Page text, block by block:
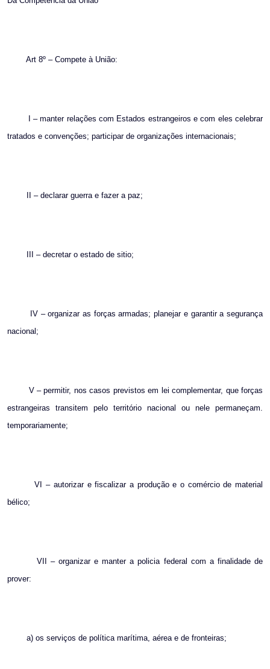
Art 8º – Compete à União:
I – manter relações com Estados estrangeiros e com eles celebrar
tratados e convenções; participar de organizações internacionais;
II – declarar guerra e fazer a paz;
III – decretar o estado de sitio;
IV – organizar as forças armadas; planejar e garantir a segurança
nacional;
V – permitir, nos casos previstos em lei complementar, que forças
estrangeiras transitem pelo território nacional ou nele permaneçam.
temporariamente;
VI – autorizar e fiscalizar a produção e o comércio de material
bélico;
VII – organizar e manter a policia federal com a finalidade de
prover:
a) os serviços de política marítima, aérea e de fronteiras;